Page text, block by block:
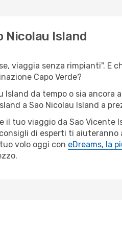
Nicolau Island
viaggia senza rimpianti". E
Capo Verde?
da tempo o sia ancora
a Sao Nicolau Island a
tuo viaggio da Sao Vicente
di esperti ti
volo oggi con eDreams, la